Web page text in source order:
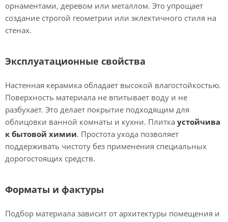
орнаментами, деревом или металлом. Это упрощает
создание строгой геометрии или эклектичного стиля на
стенах.
Эксплуатационные свойства
Настенная керамика обладает высокой влагостойкостью.
Поверхность материала не впитывает воду и не
разбухает. Это делает покрытие подходящим для
облицовки ванной комнаты и кухни. Плитка устойчива
к бытовой химии. Простота ухода позволяет
поддерживать чистоту без применения специальных
дорогостоящих средств.
Форматы и фактуры
Подбор материала зависит от архитектуры помещения и